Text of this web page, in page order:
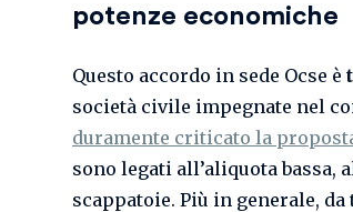
potenze economiche
Questo accordo in sede Ocse è
società civile impegnate nel
duramente criticato la
sono legati all’aliquota
scappatoie. Più in generale,